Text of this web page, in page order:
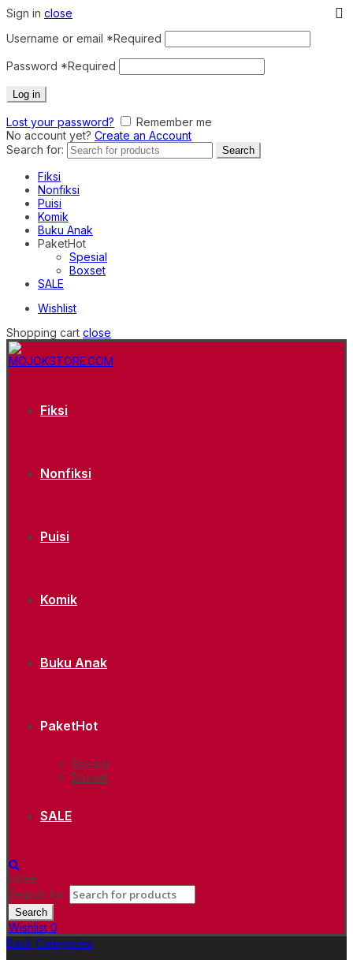
Sign in close
Username or email *Required
Password *Required
Log in
Lost your password?
Remember me
No account yet? Create an Account
Search for:
Search
Fiksi
Nonfiksi
Puisi
Komik
Buku Anak
PaketHot
Spesial
Boxset
SALE
Wishlist
Shopping cart close
Fiksi
Nonfiksi
Puisi
Komik
Buku Anak
PaketHot
Spesial
Boxset
SALE
close
Search for:
Search
Wishlist 0
Back Categories